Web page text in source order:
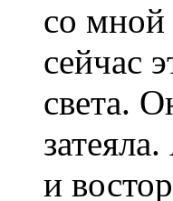
со мной
сейчас
света.
и